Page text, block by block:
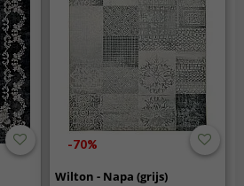
-70%
Wilton - Napa (grijs)